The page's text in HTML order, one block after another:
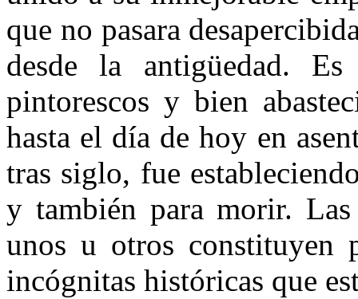
que no pasara
desde la antigüedad.
pintorescos y bien
hasta el día de hoy en
tras siglo, fue
y también para morir.
unos u otros constituyen
incógnitas históricas que